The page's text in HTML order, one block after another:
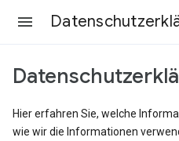
Hier erfahren Sie, welche
wie wir die Informationen